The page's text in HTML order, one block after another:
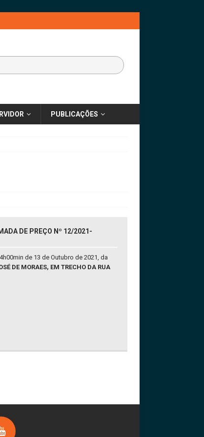
PUBLICAÇÕES
DE PREÇO Nº 12/2021-
de 13 de Outubro de 2021, da
DE MORAES, EM TRECHO DA RUA